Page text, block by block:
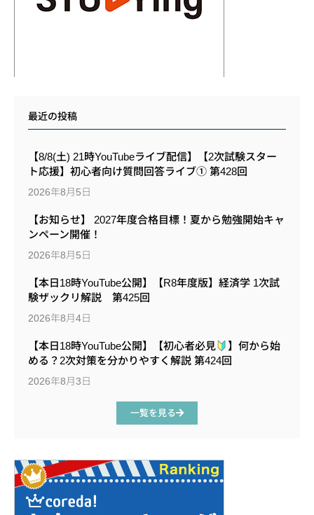
最近の投稿
【8/8(土) 21時YouTubeライブ配信】【2次試験スター
ト応援】初心者向け質問回答ライブ① 第428回
2026年8月5日
【お知らせ】 2027年度合格目標！夏から勉強開始キャ
ンペーン開催！
2026年8月5日
【本日18時YouTube公開】【R8年度版】経済学 1次試
験ザックリ解説 第425回
2026年8月4日
【本日18時YouTube公開】【初心者必見
】何から始
める？2次対策を分かりやすく解説 第424回
2026年8月3日
一覧を見る